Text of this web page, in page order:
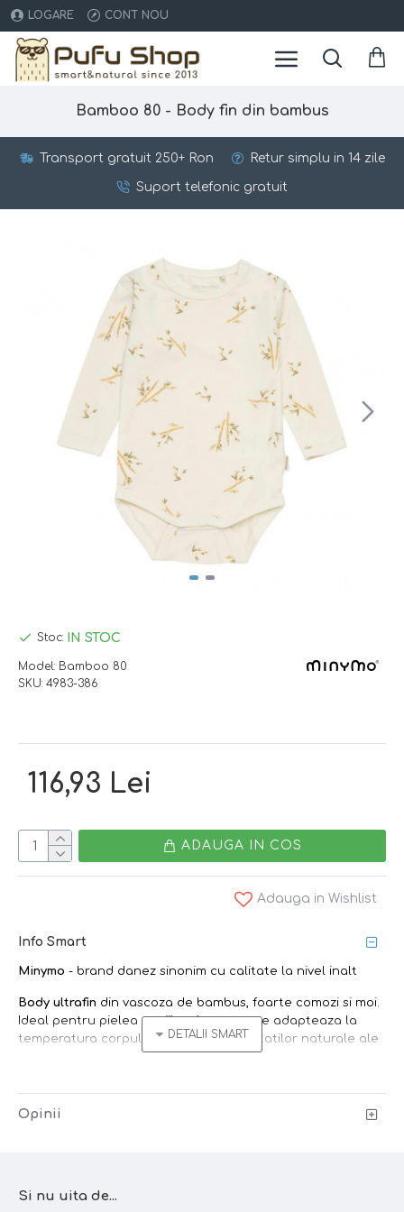
LOGARE CONT NOU
Bamboo 80 - Body fin din bambus
Transport gratuit 250+ Ron Retur simplu in 14 zile
Suport telefonic gratuit
116,93 Lei
Stoc: IN STOC
Model: Bamboo 80
SKU: 4983-386
ADAUGA IN COS
Adauga in Wishlist
Info Smart
Minymo - brand danez sinonim cu calitate la nivel inalt
Body ultrafin din vascoza de bambus, foarte comozi si moi.
Ideal pentru pielea copiilor deoarece se adapteaza la
temperatura corpului, datorita proprietatilor naturale ale
Bambusul
regleaza temperatura corpului,
leziunilor.
Opinii
Si nu uita de...